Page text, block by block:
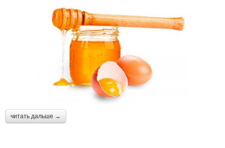
читать дальше →